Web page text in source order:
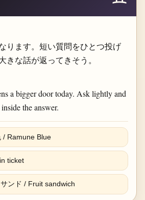
ります。短い質問をひとつ投げ
きな話が返ってきそう。
a bigger door today. Ask lightly and
the answer.
/ Ramune Blue
ticket
ンド / Fruit sandwich